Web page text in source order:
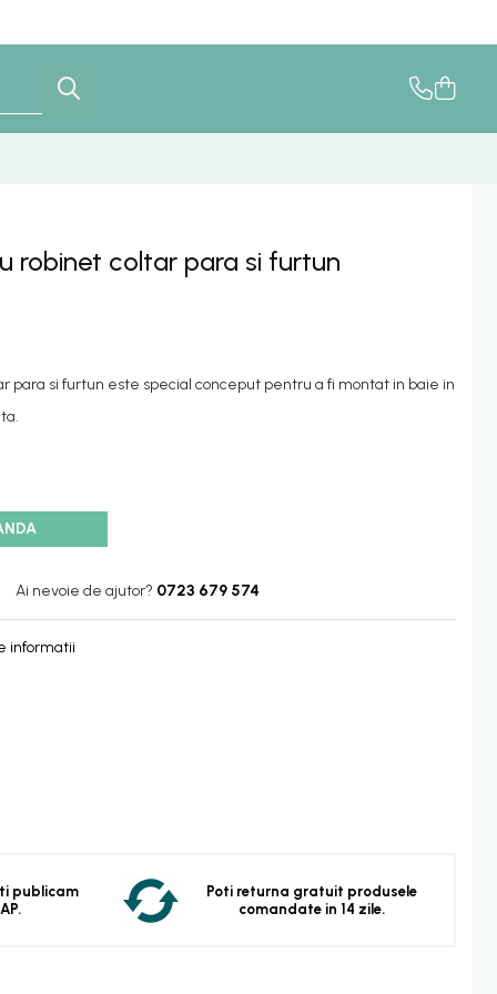
robinet coltar para si furtun
para si furtun este special conceput pentru a fi montat in baie in
Ai nevoie de ajutor? 0723 679 574
informatii
publicam
Poti returna gratuit produsele
comandate in 14 zile.